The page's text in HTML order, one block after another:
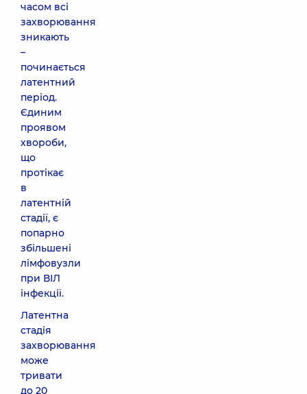
часом всі
захворювання
зникають
–
починається
латентний
період.
Єдиним
проявом
хвороби,
що
протікає
в
латентній
стадії, є
попарно
збільшені
лімфовузли
при ВІЛ
інфекції.
Латентна
стадія
захворювання
може
тривати
до 20